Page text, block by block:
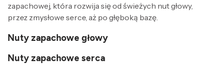
zapachowej, która rozwija się od świeżych nut głowy,
przez zmysłowe serce, aż po głęboką bazę.
Nuty zapachowe głowy
Nuty zapachowe serca